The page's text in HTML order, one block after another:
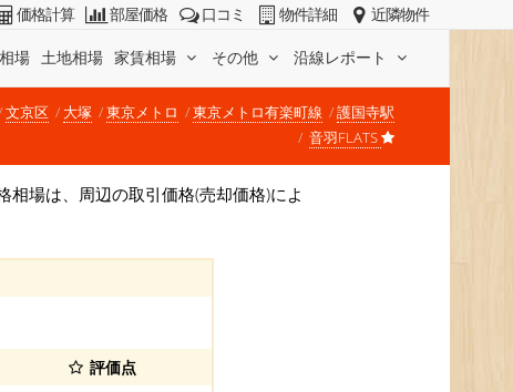
場 土地相場 家賃相場 その他 沿線レポート
価格計算 部屋価格 口コミ 物件詳細 近隣物件
文京区 大塚 東京メトロ 東京メトロ有楽町線
護国寺駅
音羽FLATS
場は、周辺の取引価格(売却価格)によ
評価点